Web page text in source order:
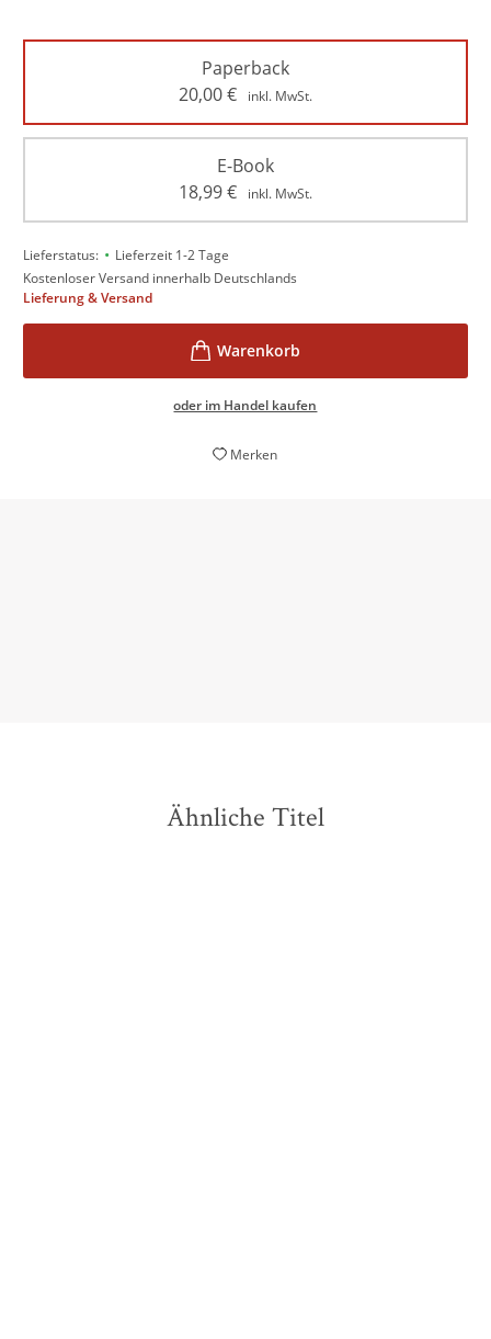
Paperback
20,00€ inkl. MwSt.
E-Book
18,99€ inkl. MwSt.
Lieferstatus: • Lieferzeit 1-2 Tage
Kostenloser Versand innerhalb Deutschlands
Lieferung & Versand
oder im Handel kaufen
Merken
Ähnliche Titel